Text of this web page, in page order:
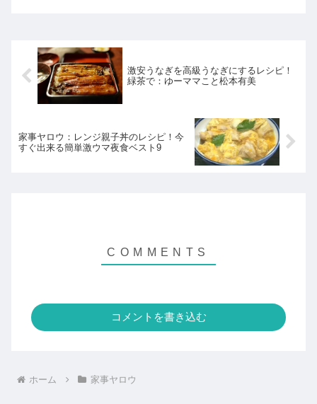
激安うなぎを高級うなぎにするレシピ！
緑茶で：ゆーママこと松本有美
家事ヤロウ：レンジ親子丼のレシピ！今
すぐ出来る簡単激ウマ夜食ベスト9
コメントを書き込む
ホーム 家事ヤロウ